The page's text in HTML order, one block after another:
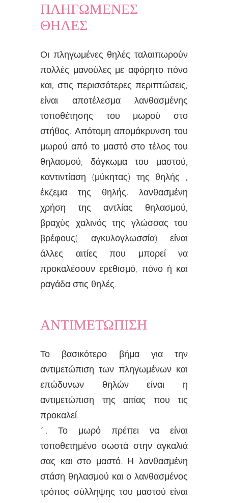
ΠΛΗΓΩΜΕΝΕΣ
ΘΗΛΕΣ
Οι πληγωμένες θηλές ταλαιπωρούν
πολλές μανούλες με αφόρητο πόνο
και, στις περισσότερες περιπτώσεις,
είναι αποτέλεσμα λανθασμένης
τοποθέτησης του μωρού στο
στήθος. Απότομη απομάκρυνση του
μωρού από το μαστό στο τέλος του
θηλασμού, δάγκωμα του μαστού,
καντιντίαση (μύκητας) της θηλής ,
έκζεμα της θηλής, λανθασμένη
χρήση της αντλίας θηλασμού,
βραχύς χαλινός της γλώσσας του
βρέφους( αγκυλογλωσσία) είναι
άλλες αιτίες που μπορεί να
προκαλέσουν ερεθισμό, πόνο ή και
ραγάδα στις θηλές.
ΑΝΤΙΜΕΤΩΠΙΣΗ
Το βασικότερο βήμα για την
αντιμετώπιση των πληγωμένων και
επώδυνων θηλών είναι η
αντιμετώπιση της αιτίας που τις
προκαλεί.
1. Το μωρό πρέπει να είναι
τοποθετημένο σωστά στην αγκαλιά
σας και στο μαστό. Η λανθασμένη
στάση θηλασμού και ο λανθασμένος
τρόπος σύλληψης του μαστού είναι